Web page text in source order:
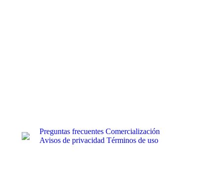
Preguntas frecuentes Comercialización
Avisos de privacidad Términos de uso